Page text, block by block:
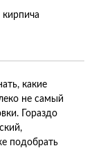
какие
не самый
Гораздо
подобрать